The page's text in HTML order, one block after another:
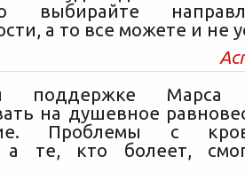
выбирайте
а то все можете и не
поддержке
на душевное
Проблемы с
а те, кто болеет,